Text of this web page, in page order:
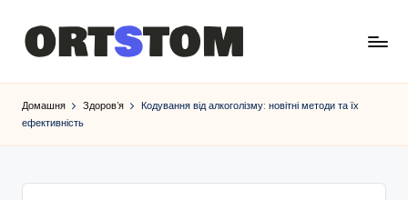
Домашня Здоров’я
Кодування від алкоголізму: новітні методи та їх
ефективність